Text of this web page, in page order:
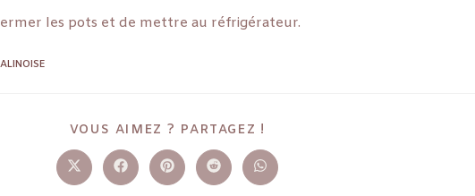
les pots et de mettre au réfrigérateur.
VOUS AIMEZ ? PARTAGEZ !